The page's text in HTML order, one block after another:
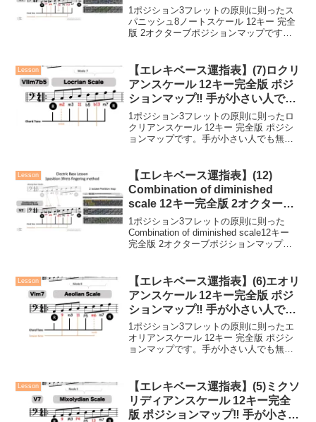
ジションマップ‼︎ 手が小さい人で
もかんたん！ 1ポジション3フレ
ット運指法
1ポジション3フレットの原則に則ったス
パニッシュ8ノートスケール 12キー 完全
版 2オクターブポジションマップです。
＞【無償】エレキベース運指特訓ドリル
（１５）スパ...
Lesson
【エレキベース運指表】(7)ロクリ
アンスケール 12キー完全版 ポジ
ションマップ‼︎ 手が小さい人でも
かんたん！
1ポジション3フレットの原則に則ったロ
クリアンスケール 12キー 完全版 ポジシ
ョンマップです。手が小さい人でも無理
ロクリアン全12キー（PDF版）FREE
DOWNL...
Lesson
【エレキベース運指表】(12)
Combination of diminished
scale 12キー完全版 2オクターブ
ポジションマップ‼︎ 手が小さい人
でもかんたん！ 1ポジション3フ
レット運指法
1ポジション3フレットの原則に則った
Combination of diminished scale12キー
完全版 2オクターブポジションマップで
ら＞＞【無償】エレキ...
Lesson
【エレキベース運指表】(6)エオリ
アンスケール 12キー完全版 ポジ
ションマップ‼︎ 手が小さい人でも
かんたん！
1ポジション3フレットの原則に則ったエ
オリアンスケール 12キー 完全版 ポジシ
ョンマップです。手が小さい人でも無理
エオリアン全12キー（PDF版）FREE
DOWNL...
Lesson
【エレキベース運指表】(5)ミクソ
リディアンスケール 12キー完全
版 ポジションマップ‼︎ 手が小さい